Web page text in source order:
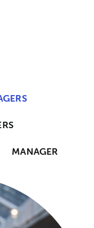
MANAGER